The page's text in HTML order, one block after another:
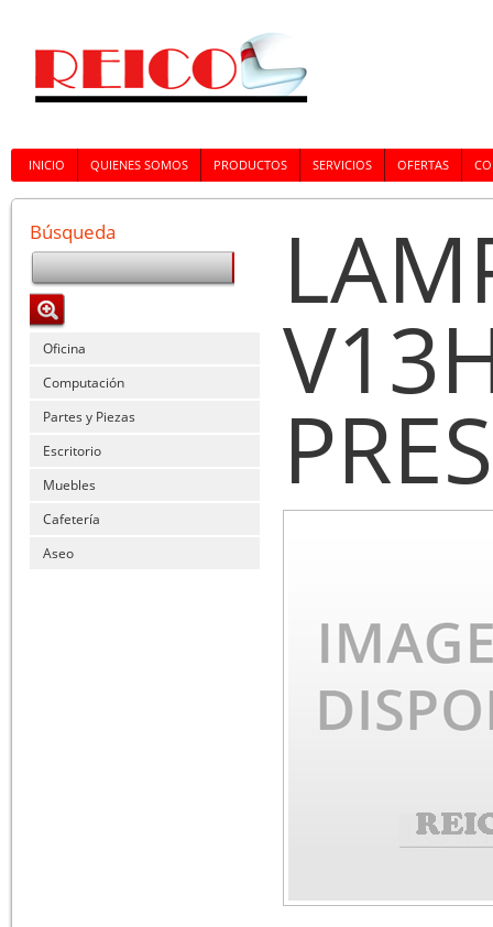
INICIO QUIENES SOMOS PRODUCTOS SERVICIOS OFERTAS
Búsqueda
Oficina
Computación
Partes y Piezas
Escritorio
Muebles
Cafetería
Aseo